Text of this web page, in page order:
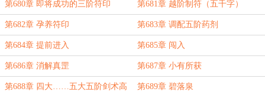
第680章 即将成功的三阶符印 第681章 越阶制符（五千字）
第682章 孕养符印 第683章 调配五阶药剂
第684章 提前进入 第685章 闯入
第686章 消解真罡 第687章 小有所获
第688章 四大……五大五阶剑术高 第689章 碧落泉